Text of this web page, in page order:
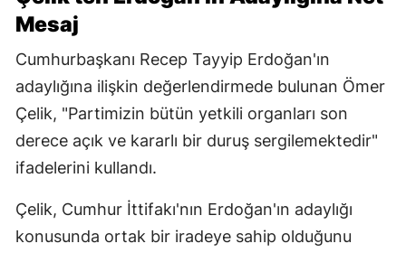
Mesaj
Cumhurbaşkanı Recep Tayyip Erdoğan'ın
adaylığına ilişkin değerlendirmede bulunan Ömer
Çelik, "Partimizin bütün yetkili organları son
derece açık ve kararlı bir duruş sergilemektedir"
ifadelerini kullandı.
Çelik, Cumhur İttifakı'nın Erdoğan'ın adaylığı
konusunda ortak bir iradeye sahip olduğunu